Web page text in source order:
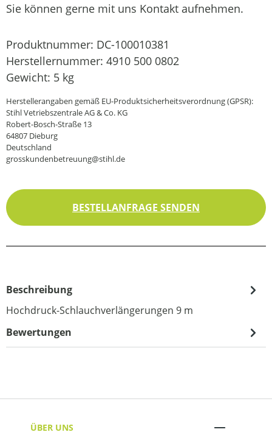
Sie können gerne mit uns Kontakt aufnehmen.
Produktnummer: DC-100010381
Herstellernummer: 4910 500 0802
Gewicht: 5 kg
Herstellerangaben gemäß EU-Produktsicherheitsverordnung (GPSR):
Stihl Vetriebszentrale AG & Co. KG
Robert-Bosch-Straße 13
64807 Dieburg
Deutschland
grosskundenbetreuung@stihl.de
BESTELLANFRAGE SENDEN
Beschreibung
Hochdruck-Schlauchverlängerungen 9 m
Bewertungen
ÜBER UNS